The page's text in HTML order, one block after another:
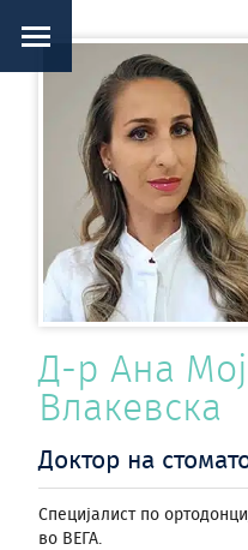
Д-р Ана
Влакевска
Доктор на
Специјалист по
во ВЕГА.